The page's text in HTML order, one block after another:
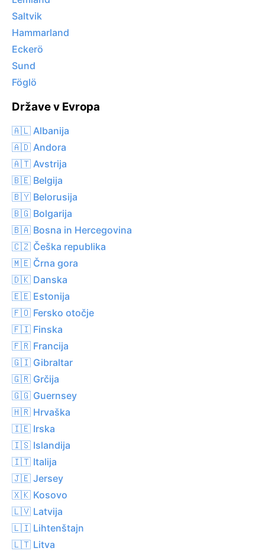
Saltvik
Hammarland
Eckerö
Sund
Föglö
Države v Evropa
🇦🇱 Albanija
🇦🇩 Andora
🇦🇹 Avstrija
🇧🇪 Belgija
🇧🇾 Belorusija
🇧🇬 Bolgarija
🇧🇦 Bosna in Hercegovina
🇨🇿 Češka republika
🇲🇪 Črna gora
🇩🇰 Danska
🇪🇪 Estonija
🇫🇴 Fersko otočje
🇫🇮 Finska
🇫🇷 Francija
🇬🇮 Gibraltar
🇬🇷 Grčija
🇬🇬 Guernsey
🇭🇷 Hrvaška
🇮🇪 Irska
🇮🇸 Islandija
🇮🇹 Italija
🇯🇪 Jersey
🇽🇰 Kosovo
🇱🇻 Latvija
🇱🇮 Lihtenštajn
🇱🇹 Litva